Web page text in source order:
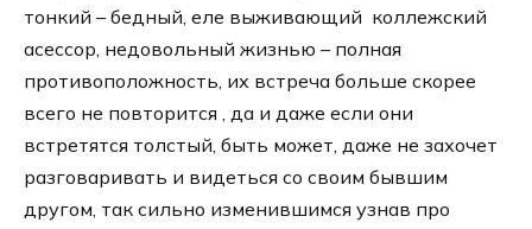
тонкий – бедный, еле выживающий коллежский
асессор, недовольный жизнью – полная
противоположность, их встреча больше скорее
всего не повторится , да и даже если они
встретятся толстый, быть может, даже не захочет
разговаривать и видеться со своим бывшим
другом, так сильно изменившимся узнав про